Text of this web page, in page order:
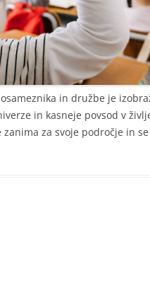
in družbe je
in kasneje povsod v
zanima za svoje področje in